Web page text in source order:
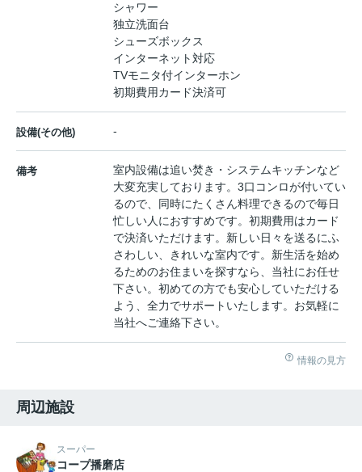
シャワー
独立洗面台
シューズボックス
インターネット対応
TVモニタ付インターホン
初期費用カード決済可
設備(その他) -
備考
室内設備は追い焚き・システムキッチンなど
大変充実しております。3口コンロが付いてい
るので、同時にたくさん料理できるので毎日
忙しい人におすすめです。初期費用はカード
で決済いただけます。新しい日々を送るにふ
さわしい、きれいな室内です。新生活を始め
るためのお住まいを探すなら、当社にお任せ
下さい。初めての方でも安心していただける
よう、全力でサポートいたします。お気軽に
当社へご連絡下さい。
情報の見方
周辺施設
スーパー
コープ播磨店